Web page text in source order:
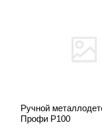
Ручной
Профи Р100